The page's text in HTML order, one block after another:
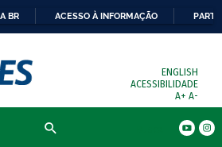
BR ACESSO À INFORMAÇÃO
ENGLISH
ACESSIBILIDADE
A+ A-